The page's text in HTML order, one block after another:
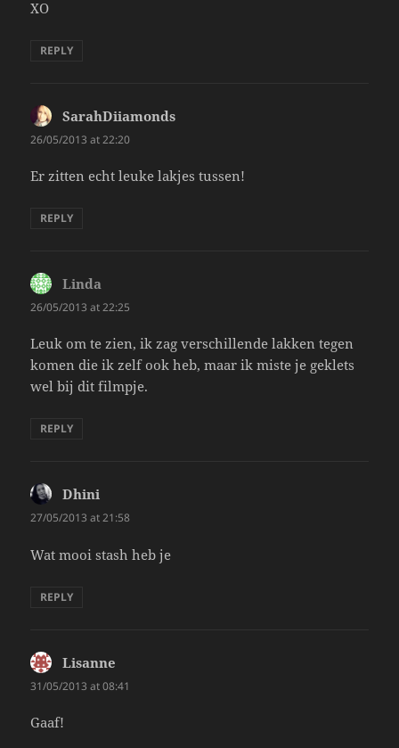
XO
REPLY
SarahDiiamonds
26/05/2013 at 22:20
Er zitten echt leuke lakjes tussen!
REPLY
Linda
26/05/2013 at 22:25
Leuk om te zien, ik zag verschillende lakken tegen
komen die ik zelf ook heb, maar ik miste je geklets
wel bij dit filmpje.
REPLY
Dhini
27/05/2013 at 21:58
Wat mooi stash heb je
REPLY
Lisanne
31/05/2013 at 08:41
Gaaf!